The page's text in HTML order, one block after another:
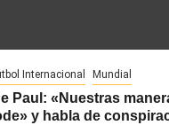
Internacional Mundial
Paul: «Nuestras
y habla de